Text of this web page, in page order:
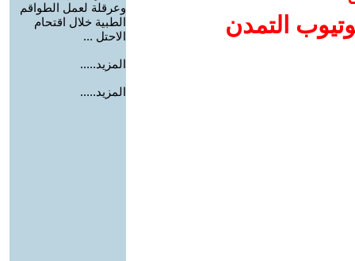
التمدن
وعرقلة لعمل الطواقم
الطبية خلال اقتحام
الاحتل ...
المزيد.....
المزيد.....